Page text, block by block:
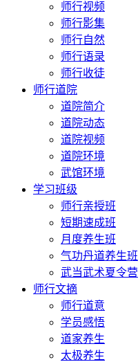
师行视频
师行影集
师行自然
师行语录
师行收徒
师行道院
道院简介
道院动态
道院视频
道院环境
武馆环境
学习班级
师行亲授班
短期速成班
月度养生班
气功丹道养生班
武当武术夏令营
师行文摘
师行道意
学员感悟
道家养生
太极养生